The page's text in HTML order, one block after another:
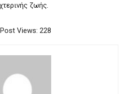
ζωής.
Post Views: 228